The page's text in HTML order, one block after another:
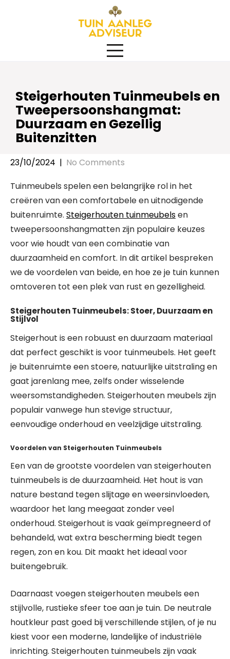
Steigerhouten Tuinmeubels en
Tweepersoonshangmat:
Duurzaam en Gezellig
Buitenzitten
23/10/2024 | No Comments
Tuinmeubels spelen een belangrijke rol in het
creëren van een comfortabele en uitnodigende
buitenruimte. Steigerhouten tuinmeubelsen
tweepersoonshangmatten zijn populaire keuzes
voor wie houdt van een combinatie van
duurzaamheid en comfort. In dit artikel bespreken
we de voordelen van beide, en hoe ze je tuin kunnen
omtoveren tot een plek van rust en gezelligheid.
Steigerhouten Tuinmeubels: Stoer, Duurzaam en
Stijlvol
Steigerhout is een robuust en duurzaam materiaal
dat perfect geschikt is voor tuinmeubels. Het geeft
je buitenruimte een stoere, natuurlijke uitstraling en
gaat jarenlang mee, zelfs onder wisselende
weersomstandigheden. Steigerhouten meubels zijn
populair vanwege hun stevige structuur,
eenvoudige onderhoud en veelzijdige uitstraling.
Voordelen van Steigerhouten Tuinmeubels
Een van de grootste voordelen van steigerhouten
tuinmeubels is de duurzaamheid. Het hout is van
nature bestand tegen slijtage en weersinvloeden,
waardoor het lang meegaat zonder veel
onderhoud. Steigerhout is vaak geïmpregneerd of
behandeld, wat extra bescherming biedt tegen
regen, zon en kou. Dit maakt het ideaal voor
buitengebruik.
Daarnaast voegen steigerhouten meubels een
stijlvolle, rustieke sfeer toe aan je tuin. De neutrale
houtkleur past goed bij verschillende stijlen, of je nu
kiest voor een moderne, landelijke of industriële
inrichting. Steigerhouten tuinmeubels zijn vaak